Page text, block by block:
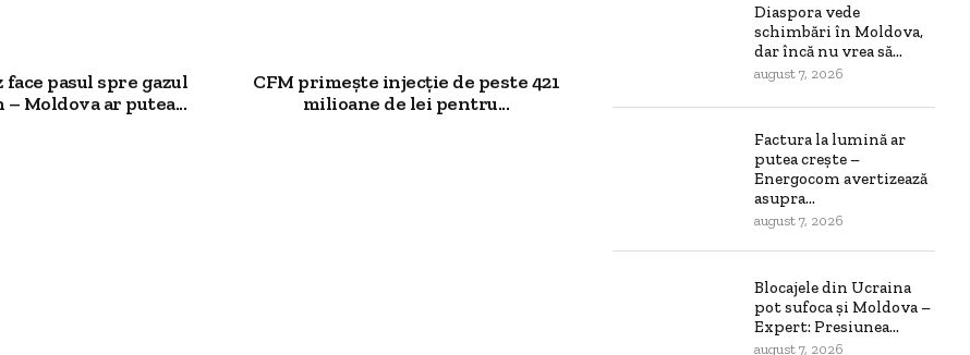
face pasul spre gazul
– Moldova ar putea...
CFM primește injecție de peste 421
milioane de lei pentru...
Diaspora vede
schimbări în Moldova,
dar încă nu vrea să...
august 7, 2026
Factura la lumină ar
putea crește –
Energocom avertizează
asupra...
august 7, 2026
Blocajele din Ucraina
pot sufoca și Moldova –
Expert: Presiunea...
august 7, 2026